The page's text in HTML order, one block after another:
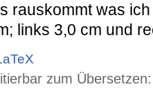
rauskommt was
links 3,0 cm und
zum Übersetzen: